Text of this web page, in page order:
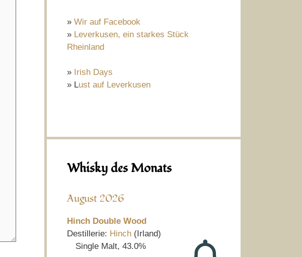
» Wir auf Facebook
» Leverkusen, ein starkes Stück
Rheinland
» Irish Days
» Lust auf Leverkusen
Whisky des Monats
August 2026
Hinch Double Wood
Destillerie: Hinch (Irland)
Single Malt, 43.0%